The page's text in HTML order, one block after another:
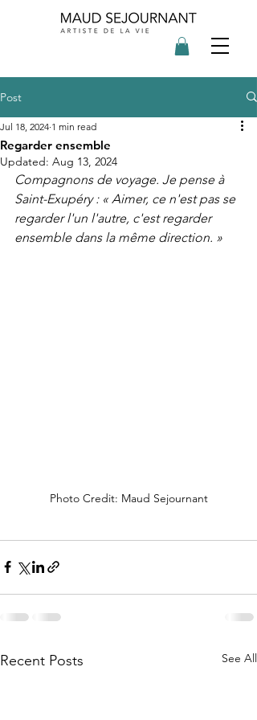
Post
Regarder ensemble
Jul 18, 2024 1 min read
Updated: Aug 13, 2024
Compagnons de voyage. Je pense à
Saint-Exupéry : « Aimer, ce n'est pas se
regarder l'un l'autre, c'est regarder
ensemble dans la même direction. »
Photo Credit: Maud Sejournant
Recent Posts See All